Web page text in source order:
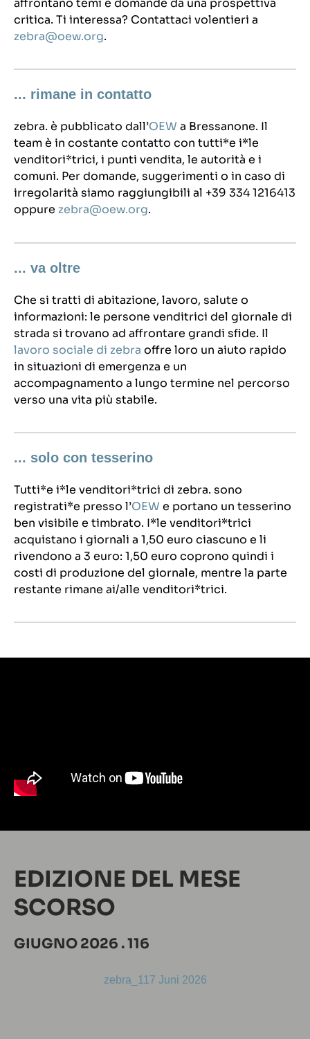
affrontano temi e domande da una prospettiva
critica. Ti interessa? Contattaci volentieri a
zebra@oew.org.
... rimane in contatto
zebra. è pubblicato dall’OEW a Bressanone. Il
team è in costante contatto con tutti*e i*le
venditori*trici, i punti vendita, le autorità e i
comuni. Per domande, suggerimenti o in caso di
irregolarità siamo raggiungibili al +39 334 1216413
oppure zebra@oew.org.
... va oltre
Che si tratti di abitazione, lavoro, salute o
informazioni: le persone venditrici del giornale di
strada si trovano ad affrontare grandi sfide. Il
lavoro sociale di zebra offre loro un aiuto rapido
in situazioni di emergenza e un
accompagnamento a lungo termine nel percorso
verso una vita più stabile.
... solo con tesserino
Tutti*e i*le venditori*trici di zebra. sono
registrati*e presso l’OEW e portano un tesserino
ben visibile e timbrato. I*le venditori*trici
acquistano i giornali a 1,50 euro ciascuno e li
rivendono a 3 euro: 1,50 euro coprono quindi i
costi di produzione del giornale, mentre la parte
restante rimane ai/alle venditori*trici.
EDIZIONE DEL MESE
SCORSO
GIUGNO 2026 . 116
zebra_117 Juni 2026